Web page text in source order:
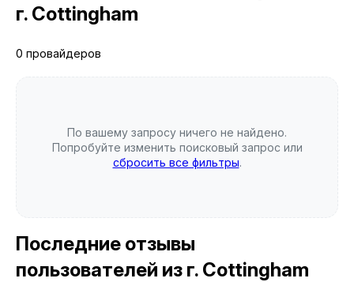
г. Cottingham
0 провайдеров
По вашему запросу ничего не найдено.
Попробуйте изменить поисковый запрос или
сбросить все фильтры.
Последние отзывы
пользователей из г. Cottingham